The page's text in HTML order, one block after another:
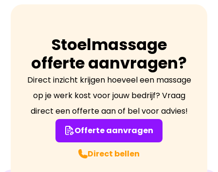
Stoelmassage
offerte aanvragen?
Direct inzicht krijgen hoeveel een massage
op je werk kost voor jouw bedrijf? Vraag
direct een offerte aan of bel voor advies!
Offerte aanvragen
Direct bellen